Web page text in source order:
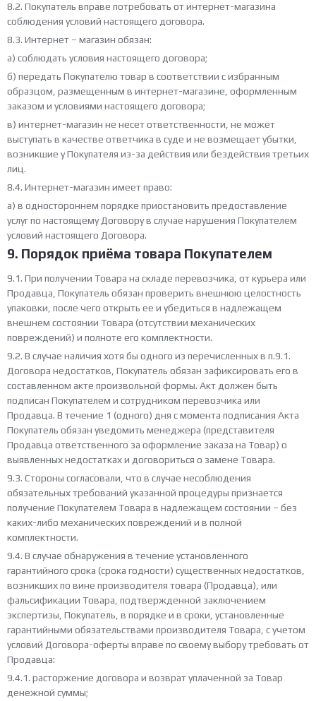
8.2. Покупатель вправе потребовать от интернет-магазина
соблюдения условий настоящего договора.
8.3. Интернет – магазин обязан:
а) соблюдать условия настоящего договора;
б) передать Покупателю товар в соответствии с избранным
образцом, размещенным в интернет-магазине, оформленным
заказом и условиями настоящего договора;
в) интернет-магазин не несет ответственности, не может
выступать в качестве ответчика в суде и не возмещает убытки,
возникшие у Покупателя из-за действия или бездействия третьих
лиц.
8.4. Интернет-магазин имеет право:
а) в одностороннем порядке приостановить предоставление
услуг по настоящему Договору в случае нарушения Покупателем
условий настоящего Договора.
9. Порядок приёма товара Покупателем
9.1. При получении Товара на складе перевозчика, от курьера или
Продавца, Покупатель обязан проверить внешнюю целостность
упаковки, после чего открыть ее и убедиться в надлежащем
внешнем состоянии Товара (отсутствии механических
повреждений) и полноте его комплектности.
9.2. В случае наличия хотя бы одного из перечисленных в п.9.1.
Договора недостатков, Покупатель обязан зафиксировать его в
составленном акте произвольной формы. Акт должен быть
подписан Покупателем и сотрудником перевозчика или
Продавца. В течение 1 (одного) дня с момента подписания Акта
Покупатель обязан уведомить менеджера (представителя
Продавца ответственного за оформление заказа на Товар) о
выявленных недостатках и договориться о замене Товара.
9.3. Стороны согласовали, что в случае несоблюдения
обязательных требований указанной процедуры признается
получение Покупателем Товара в надлежащем состоянии – без
каких-либо механических повреждений и в полной
комплектности.
9.4. В случае обнаружения в течение установленного
гарантийного срока (срока годности) существенных недостатков,
возникших по вине производителя товара (Продавца), или
фальсификации Товара, подтвержденной заключением
экспертизы, Покупатель, в порядке и в сроки, установленные
гарантийными обязательствами производителя Товара, с учетом
условий Договора-оферты вправе по своему выбору требовать от
Продавца:
9.4.1. расторжение договора и возврат уплаченной за Товар
денежной суммы;